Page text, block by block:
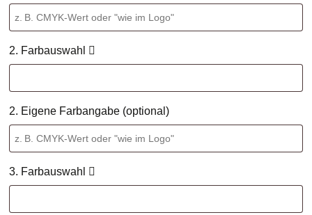
2. Farbauswahl
2. Eigene Farbangabe (optional)
3. Farbauswahl